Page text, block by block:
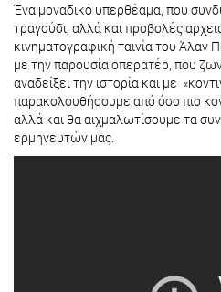
Ένα μοναδικό υπερθέαμα, που
τραγούδι, αλλά και προβολές
κινηματογραφική ταινία του Άλαν
με την παρουσία οπερατέρ, που
αναδείξει την ιστορία και με
παρακολουθήσουμε από όσο πιο
αλλά και θα αιχμαλωτίσουμε τα
ερμηνευτών μας.